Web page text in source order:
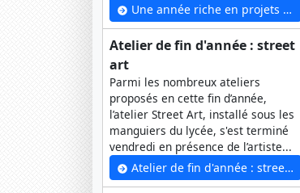
Une année riche en projets au CDI – Année scolaire 2025-2026
Atelier de fin d'année : street
art
Parmi les nombreux ateliers
proposés en cette fin d’année,
l’atelier Street Art, installé sous les
manguiers du lycée, s'est terminé
vendredi en présence de l’artiste...
Atelier de fin d'année : street art